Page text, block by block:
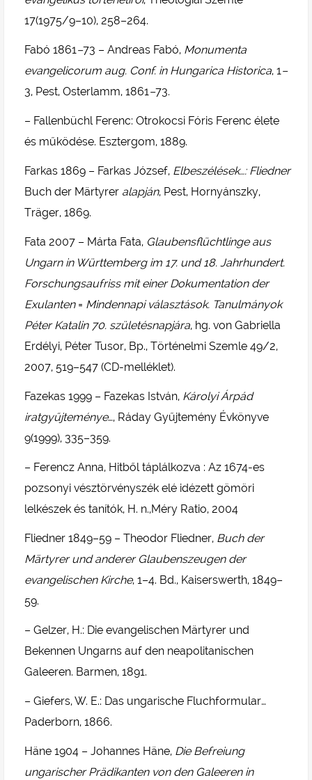
17(1975/9–10), 258–264.
Fabó 1861–73 – Andreas Fabó, Monumenta
evangelicorum aug. Conf. in Hungarica Historica, 1–
3, Pest, Osterlamm, 1861–73.
– Fallenbüchl Ferenc: Otrokocsi Fóris Ferenc élete
és működése. Esztergom, 1889.
Farkas 1869 – Farkas József, Elbeszélések…: Fliedner
Buch der Märtyrer alapján, Pest, Hornyánszky,
Träger, 1869.
Fata 2007 – Márta Fata, Glaubensflüchtlinge aus
Ungarn in Württemberg im 17. und 18. Jahrhundert.
Forschungsaufriss mit einer Dokumentation der
Exulanten= Mindennapi választások. Tanulmányok
Péter Katalin 70. születésnapjára, hg. von Gabriella
Erdélyi, Péter Tusor, Bp., Történelmi Szemle 49/2,
2007, 519–547 (CD-melléklet).
Fazekas 1999 – Fazekas István, Károlyi Árpád
iratgyűjteménye…, Ráday Gyűjtemény Évkönyve
9(1999), 335–359.
– Ferencz Anna, Hitből táplálkozva : Az 1674-es
pozsonyi vésztörvényszék elé idézett gömöri
lelkészek és tanítók, H. n.,Méry Ratio, 2004
Fliedner 1849–59 – Theodor Fliedner, Buch der
Märtyrer und anderer Glaubenszeugen der
evangelischen Kirche, 1–4. Bd., Kaiserswerth, 1849–
59.
– Gelzer, H.: Die evangelischen Märtyrer und
Bekennen Ungarns auf den neapolitanischen
Galeeren. Barmen, 1891.
– Giefers, W. E.: Das ungarische Fluchformular…
Paderborn, 1866.
Häne 1904 – Johannes Häne, Die Befreiung
ungarischer Prädikanten von den Galeeren in